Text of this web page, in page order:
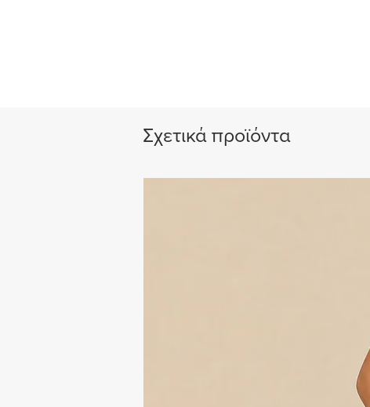
Σχετικά προϊόντα